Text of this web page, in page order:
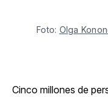
Foto: Olga
Cinco millones de